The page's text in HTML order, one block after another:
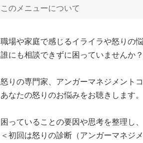
このメニューについて
職場や家庭で感じるイライラや怒りの悩
誰にも相談できずに困っていませんか？
怒りの専門家、アンガーマネジメント
あなたの怒りのお悩みをお聴きします。
困っていることの要因や思考を整理し
＜初回は怒りの診断（アンガーマネジ